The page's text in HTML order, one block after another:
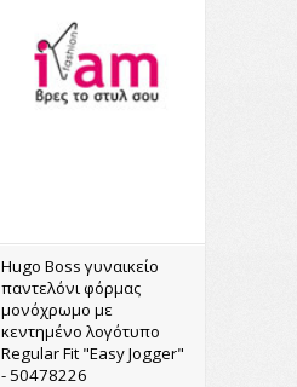
Hugo Boss γυναικείο
παντελόνι φόρμας
μονόχρωμο με
κεντημένο λογότυπο
Regular Fit "Easy Jogger"
- 50478226